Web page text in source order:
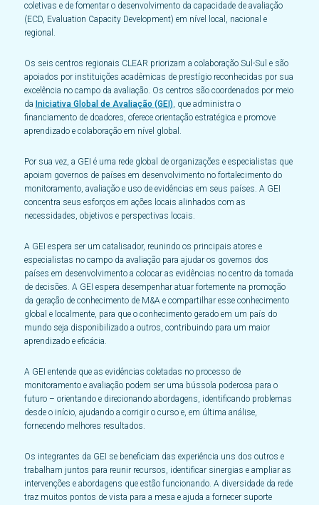
coletivas e de fomentar o desenvolvimento da capacidade de avaliação
(ECD, Evaluation Capacity Development) em nível local, nacional e
regional.
Os seis centros regionais CLEAR priorizam a colaboração Sul-Sul e são
apoiados por instituições acadêmicas de prestígio reconhecidas por sua
excelência no campo da avaliação. Os centros são coordenados por meio
da Iniciativa Global de Avaliação (GEI), que administra o
financiamento de doadores, oferece orientação estratégica e promove
aprendizado e colaboração em nível global.
Por sua vez, a GEI é uma rede global de organizações e especialistas que
apoiam governos de países em desenvolvimento no fortalecimento do
monitoramento, avaliação e uso de evidências em seus países. A GEI
concentra seus esforços em ações locais alinhados com as
necessidades, objetivos e perspectivas locais.
A GEI espera ser um catalisador, reunindo os principais atores e
especialistas no campo da avaliação para ajudar os governos dos
países em desenvolvimento a colocar as evidências no centro da tomada
de decisões. A GEI espera desempenhar atuar fortemente na promoção
da geração de conhecimento de M&A e compartilhar esse conhecimento
global e localmente, para que o conhecimento gerado em um país do
mundo seja disponibilizado a outros, contribuindo para um maior
aprendizado e eficácia.
A GEI entende que as evidências coletadas no processo de
monitoramento e avaliação podem ser uma bússola poderosa para o
futuro – orientando e direcionando abordagens, identificando problemas
desde o início, ajudando a corrigir o curso e, em última análise,
fornecendo melhores resultados.
Os integrantes da GEI se beneficiam das experiência uns dos outros e
trabalham juntos para reunir recursos, identificar sinergias e ampliar as
intervenções e abordagens que estão funcionando. A diversidade da rede
traz muitos pontos de vista para a mesa e ajuda a fornecer suporte